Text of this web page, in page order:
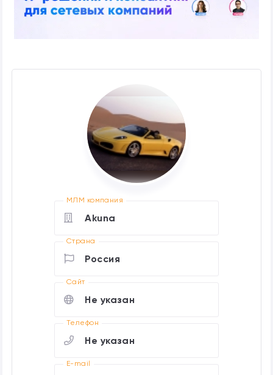
МЛМ компания
Akuna
Страна
Россия
Cайт
Не указан
Телефон
Не указан
E-mail